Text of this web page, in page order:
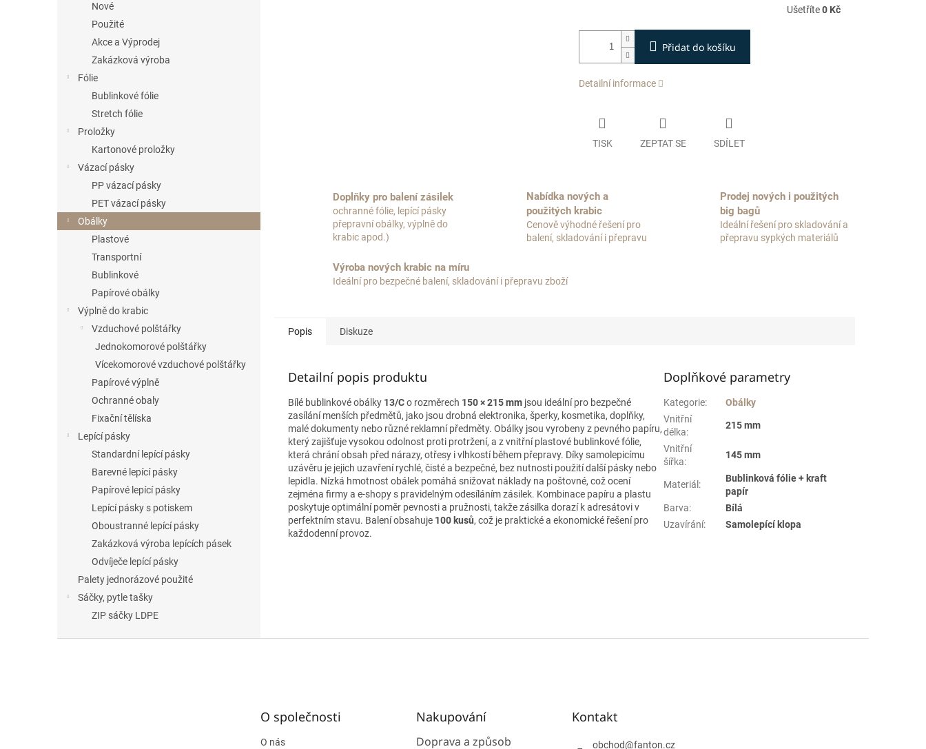
Nové
Použité
Akce a Výprodej
Zakázková výroba
Fólie
Bublinkové fólie
Stretch fólie
Proložky
Kartonové proložky
Vázací pásky
PP vázací pásky
PET vázací pásky
Obálky
Plastové
Transportní
Bublinkové
Papírové obálky
Výplně do krabic
Vzduchové polštářky
Jednokomorové polštářky
Vícekomorové vzduchové polštářky
Papírové výplně
Ochranné obaly
Fixační tělíska
Lepící pásky
Standardní lepící pásky
Barevné lepící pásky
Papírové lepící pásky
Lepící pásky s potiskem
Oboustranné lepící pásky
Zakázková výroba lepících pásek
Odvíječe lepící pásky
Palety jednorázové použité
Sáčky, pytle tašky
ZIP sáčky LDPE
Ušetříte0 Kč
Přidat do košíku
Detailní informace
TISK ZEPTAT SE SDÍLET
Doplňky pro balení zásilek
ochranné fólie, lepící pásky
přepravní obálky, výplně do
krabic apod.)
Nabídka nových a
použitých krabic
Cenově výhodné řešení pro
balení, skladování i přepravu
Prodej nových i použitých
big bagů
Ideální řešení pro skladování a
přepravu sypkých materiálů
Výroba nových krabic na míru
Ideální pro bezpečné balení, skladování i přepravu zboží
Popis Diskuze
Detailní popis produktu
Bílé bublinkové obálky 13/Co rozměrech 150 × 215 mm jsou ideální pro bezpečné
zasílání menších předmětů, jako jsou drobná elektronika, šperky, kosmetika, doplňky,
malé dokumenty nebo různé reklamní předměty. Obálky jsou vyrobeny z pevného papíru,
který zajišťuje vysokou odolnost proti protržení, a z vnitřní plastové bublinkové fólie,
která chrání obsah před nárazy, otřesy i vlhkostí během přepravy. Díky samolepicímu
uzávěru je jejich uzavření rychlé, čisté a bezpečné, bez nutnosti použití další pásky nebo
lepidla. Nízká hmotnost obálek pomáhá snižovat náklady na poštovné, což ocení
zejména firmy a e‑shopy s pravidelným odesíláním zásilek. Kombinace papíru a plastu
poskytuje optimální poměr pevnosti a pružnosti, takže zásilka dorazí k adresátovi v
perfektním stavu. Balení obsahuje 100 kusů, což je praktické a ekonomické řešení pro
každodenní provoz.
Doplňkové parametry
Kategorie:
Obálky
Vnitřní
délka:
215 mm
Vnitřní
šířka:
145 mm
Materiál :
Bublinková fólie + kraft
papír
Barva:
Bílá
Uzavírání: Samolepící klopa
O společnosti
O nás
Nakupování
Doprava a způsob
Kontakt
obchod@fanton.cz